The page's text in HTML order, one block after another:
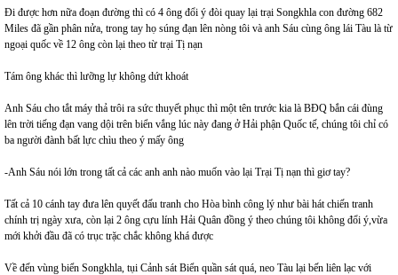
Đi được hơn nữa đoạn đường thì có 4 ông đổi ý đòi quay lại trại Songkhla con đường 682
Miles đã gần phân nửa, trong tay họ súng đạn lên nòng tôi và anh Sáu cùng ông lái Tàu là từ
ngoại quốc về 12 ông còn lại theo từ trại Tị nạn
Tám ông khác thì lưỡng lự không dứt khoát
Anh Sáu cho tắt máy thả trôi ra sức thuyết phục thì một tên trước kia là BĐQ bắn cái đùng
lên trời tiếng đạn vang dội trên biển vắng lúc này đang ở Hải phận Quốc tế, chúng tôi chỉ có
ba người đành bất lực chìu theo ý mấy ông
-Anh Sáu nói lớn trong tất cả các anh anh nào muốn vào lại Trại Tị nạn thì giơ tay?
Tất cả 10 cánh tay đưa lên quyết đấu tranh cho Hòa bình công lý như bài hát chiến tranh
chính trị ngày xưa, còn lại 2 ông cựu lính Hải Quân đồng ý theo chúng tôi không đổi ý,vừa
mới khởi đầu đã có trục trặc chắc không khá được
Về đến vùng biển Songkhla, tụi Cảnh sát Biển quần sát quá, neo Tàu lại bến liên lạc với